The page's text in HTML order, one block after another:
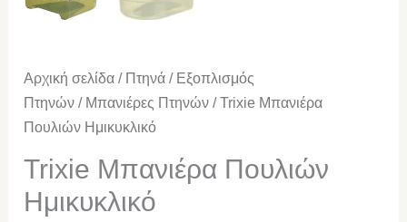
Αρχική σελίδα / Πτηνά / Εξοπλισμός
Πτηνών / Μπανιέρες Πτηνών / Trixie Μπανιέρα
Πουλιών Ημικυκλικό
Trixie Μπανιέρα Πουλιών
Ημικυκλικό